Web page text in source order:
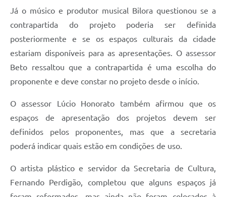
Já o músico e produtor musical Bilora questionou se a
contrapartida do projeto poderia ser definida
posteriormente e se os espaços culturais da cidade
estariam disponíveis para as apresentações. O assessor
Beto ressaltou que a contrapartida é uma escolha do
proponente e deve constar no projeto desde o início.
O assessor Lúcio Honorato também afirmou que os
espaços de apresentação dos projetos devem ser
definidos pelos proponentes, mas que a secretaria
poderá indicar quais estão em condições de uso.
O artista plástico e servidor da Secretaria de Cultura,
Fernando Perdigão, completou que alguns espaços já